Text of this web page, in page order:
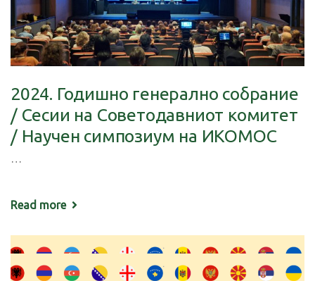
2024. Годишно генерално собрание
/ Сесии на Советодавниот комитет
/ Научен симпозиум на ИКОМОС
…
Read more